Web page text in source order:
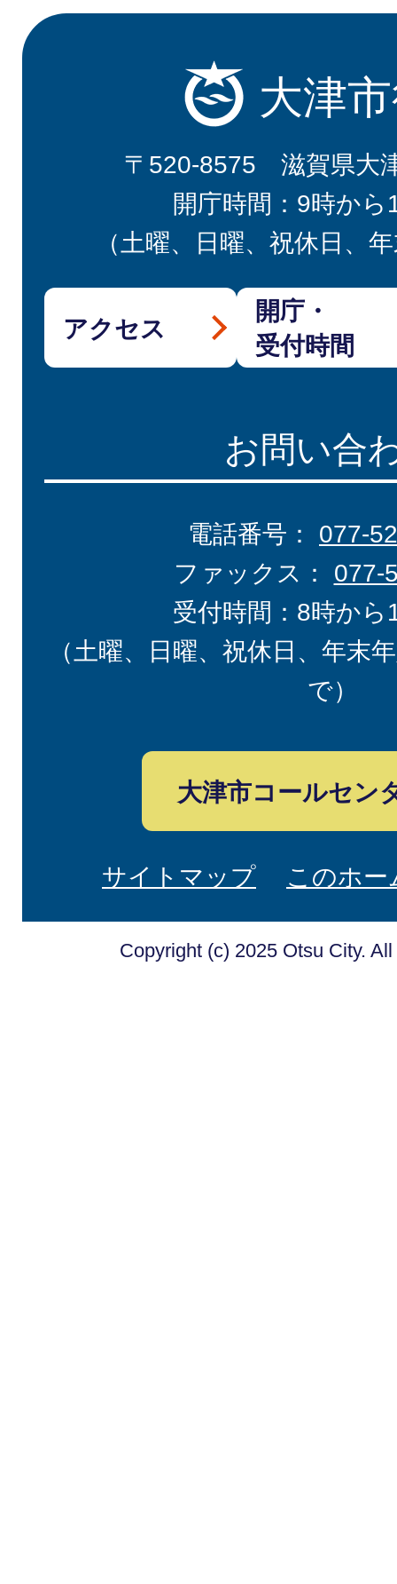
大津
〒520-8575 滋賀県大
開庁時間：9時から
（土曜、日曜、祝休日、
アクセス
開庁・
受付時間
お問い合
電話番号： 077-
ファックス： 077-
受付時間：8時から
（土曜、日曜、祝休日、年末
で）
大津市コールセン
サイトマップ このホ
Copyright (c) 2025 Otsu City.